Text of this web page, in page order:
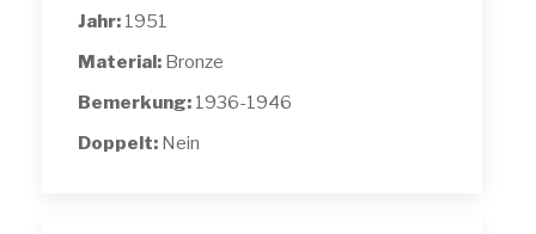
Jahr: 1951
Material: Bronze
Bemerkung: 1936-1946
Doppelt: Nein